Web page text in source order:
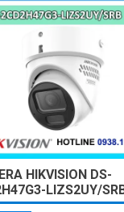
HIKVISION DS-
LIZS2UY/